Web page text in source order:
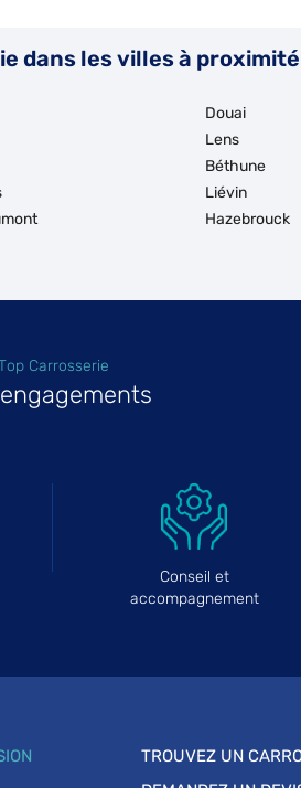
dans les villes à proximité
Douai
Lens
Béthune
Liévin
Hazebrouck
Carrosserie
Conseil et
accompagnement
TROUVEZ UN